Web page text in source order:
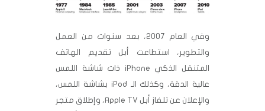
وفي العام 2007، بعد سنوات من العمل
والتطوير، استطاعت أبل تقديم الهاتف
المتنقل الذكي iPhone ذات شاشة اللمس
عالية الدقة، وكذلك الـ iPod بشاشة اللمس،
والإعلان عن تلفاز أبل Apple TV، وإطلاق متجر